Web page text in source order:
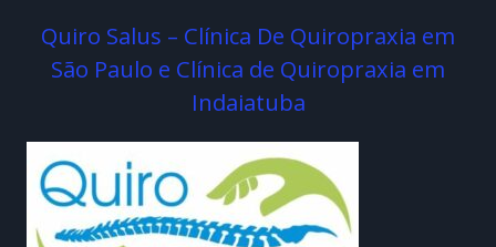
Quiro Salus – Clínica De Quiropraxia em
São Paulo e Clínica de Quiropraxia em
Indaiatuba